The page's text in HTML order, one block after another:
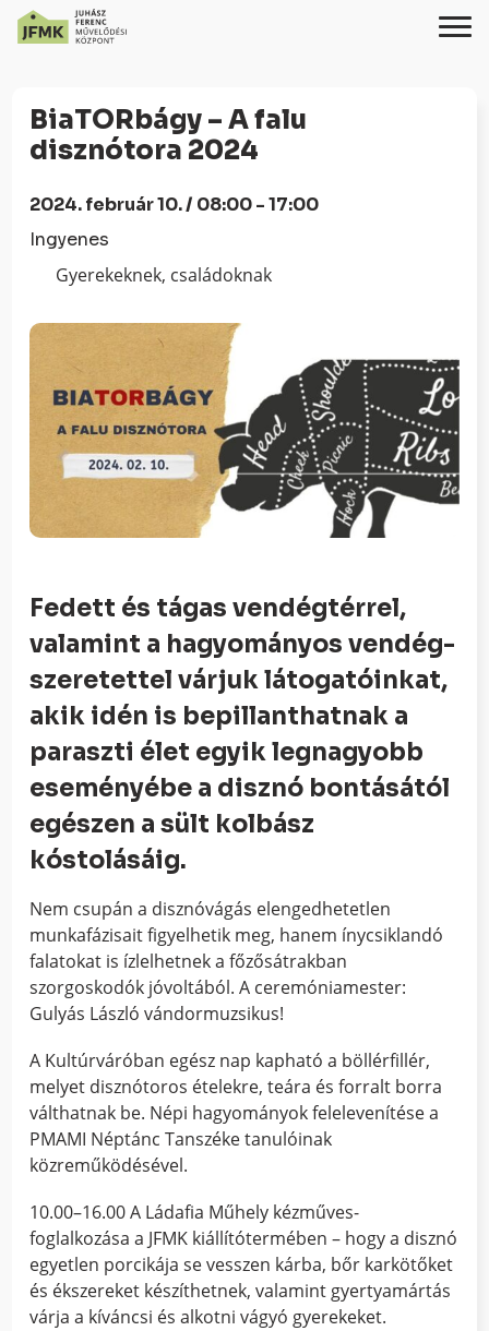
Content
navigációhoz
BiaTORbágy – A falu
disznótora 2024
2024. február 10. / 08:00 - 17:00
Ingyenes
Gyerekeknek, családoknak
Fedett és tágas vendégtérrel,
valamint a hagyományos vendég­
szeretettel várjuk látogatóinkat,
akik idén is bepillanthatnak a
paraszti élet egyik legnagyobb
eseményébe a disznó bontásától
egészen a sült kolbász
kóstolásáig.
Nem csupán a disznóvágás elengedhetetlen
munkafázisait figyelhetik meg, hanem ínycsiklandó
falatokat is ízlelhetnek a főzősátrakban
szorgoskodók jóvoltából. A ceremóniamester:
Gulyás László vándormuzsikus!
A Kultúrváróban egész nap kapható a böllérfillér,
melyet disznótoros ételekre, teára és forralt borra
válthatnak be. Népi hagyományok felelevenítése a
PMAMI Néptánc Tanszéke tanulóinak
közreműködésével.
10.00–16.00 A Ládafia Műhely kézműves-
foglalkozása a JFMK kiállítótermében – hogy a disznó
egyetlen porcikája se vesszen kárba, bőr karkötőket
és ékszereket készíthetnek, valamint gyertyamártás
várja a kíváncsi és alkotni vágyó gyerekeket.